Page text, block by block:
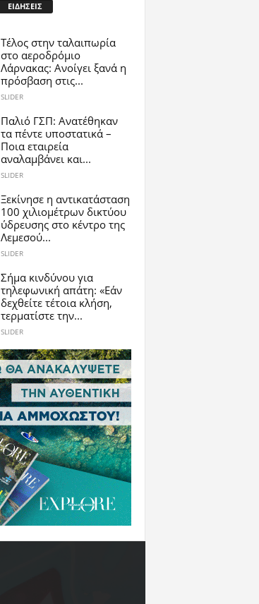
ΕΙΔΗΣΕΙΣ
Tέλος στην ταλαιπωρία
στο αεροδρόμιο
Λάρνακας: Ανοίγει ξανά η
πρόσβαση στις...
SLIDER
Παλιό ΓΣΠ: Ανατέθηκαν
τα πέντε υποστατικά –
Ποια εταιρεία
αναλαμβάνει και...
SLIDER
Ξεκίνησε η αντικατάσταση
100 χιλιομέτρων δικτύου
ύδρευσης στο κέντρο της
Λεμεσού...
SLIDER
Σήμα κινδύνου για
τηλεφωνική απάτη: «Εάν
δεχθείτε τέτοια κλήση,
τερματίστε την...
SLIDER